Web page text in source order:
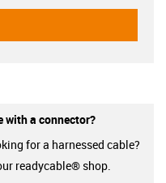
with a connector?
for a harnessed cable?
readycable® shop.